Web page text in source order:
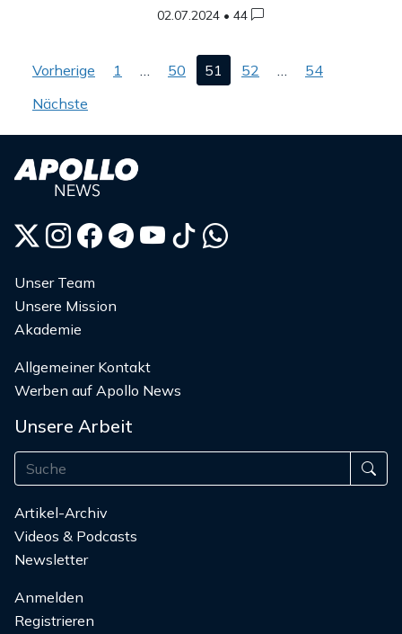
02.07.2024 • 44
Seitennummerierung
der
Beiträge
Vorherige 1 50 51 52
54
Nächste
Unser Team
Unsere Mission
Akademie
Allgemeiner Kontakt
Werben auf Apollo News
Unsere Arbeit
Artikel-Archiv
Videos & Podcasts
Newsletter
Anmelden
Registrieren